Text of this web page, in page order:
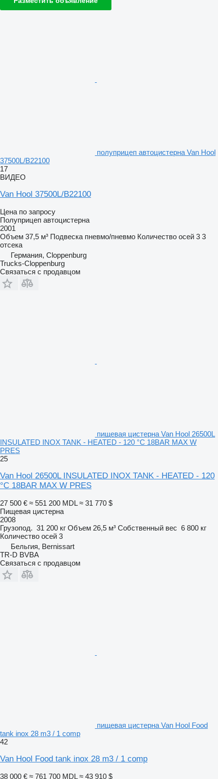
полуприцеп автоцистерна Van Hool
37500L/B22100
17
ВИДЕО
Van Hool 37500L/B22100
Цена по запросу
Полуприцеп автоцистерна
2001
Объем 37,5 м³ Подвеска пневмо/пневмо Количество осей 3 3
отсека
Германия, Cloppenburg
Trucks-Cloppenburg
Связаться с продавцом
пищевая цистерна Van Hool 26500L
INSULATED INOX TANK - HEATED - 120 °C 18BAR MAX W
PRES
25
Van Hool 26500L INSULATED INOX TANK - HEATED - 120
°C 18BAR MAX W PRES
27 500 € ≈ 551 200 MDL ≈ 31 770 $
Пищевая цистерна
2008
Грузопод. 31 200 кг Объем 26,5 м³ Собственный вес 6 800 кг
Количество осей 3
Бельгия, Bernissart
TR-D BVBA
Связаться с продавцом
пищевая цистерна Van Hool Food
tank inox 28 m3 / 1 comp
42
Van Hool Food tank inox 28 m3 / 1 comp
38 000 € ≈ 761 700 MDL ≈ 43 910 $